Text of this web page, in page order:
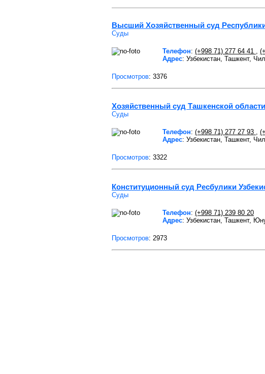
Высший Хозяйственный суд Республики
Суды
Телефон: (+998 71) 277 64 41 ,
Адрес: Узбекистан, Ташкент,
Просмотров: 3376
Хозяйственный суд Ташкенской области
Суды
Телефон: (+998 71) 277 27 93 ,
Адрес: Узбекистан, Ташкент,
Просмотров: 3322
Конституционный суд Ресбулики
Суды
Телефон: (+998 71) 239 80 20
Адрес: Узбекистан, Ташкент,
Просмотров: 2973